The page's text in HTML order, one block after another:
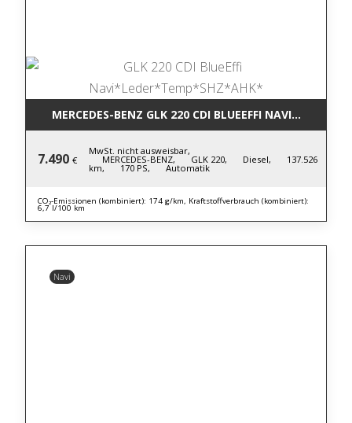
MERCEDES-BENZ GLK 220 CDI
7.490 €
MwSt. nicht ausweisbar,
MERCEDES-BENZ, GLK 220, Diesel, 137.526
km, 170 PS, Automatik
CO₂-Emissionen (kombiniert): 174 g/km, Kraftstoffverbrauch (kombiniert):
6,7 l/100 km
Navi